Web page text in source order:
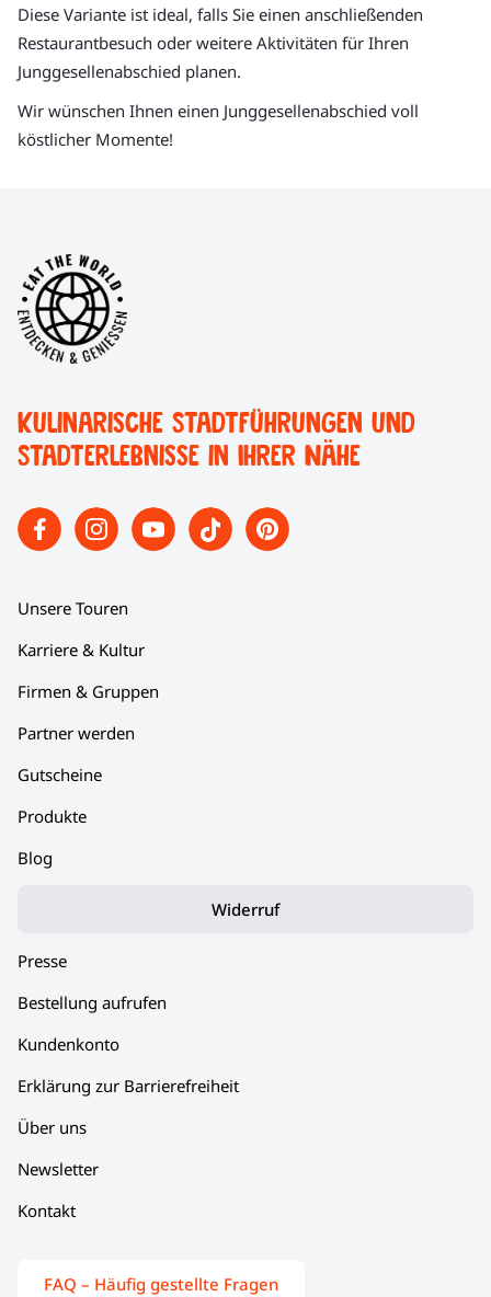
Diese Variante ist ideal, falls Sie einen anschließenden
Restaurantbesuch oder weitere Aktivitäten für Ihren
Junggesellenabschied planen.
Wir wünschen Ihnen einen Junggesellenabschied voll
köstlicher Momente!
Kulinarische Stadtführungen und
Stadterlebnisse in Ihrer Nähe
Unsere Touren
Karriere & Kultur
Firmen & Gruppen
Partner werden
Gutscheine
Produkte
Blog
Widerruf
Presse
Bestellung aufrufen
Kundenkonto
Erklärung zur Barrierefreiheit
Über uns
Newsletter
Kontakt
FAQ – Häufig gestellte Fragen